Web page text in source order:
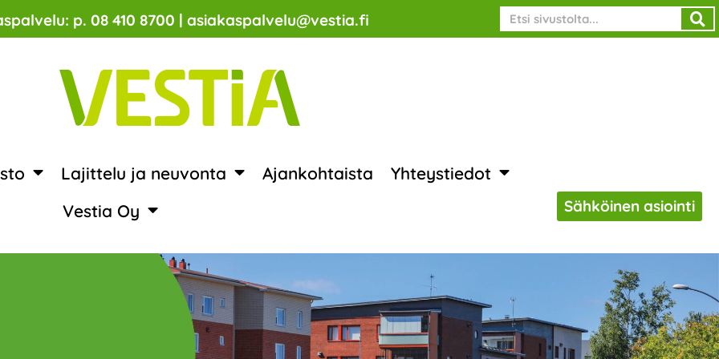
p. 08 410 8700 | asiakaspalvelu@vestia.fi Search
Lajittelu ja neuvonta Ajankohtaista
Yhteystiedot
Vestia Oy
Sähköinen asiointi